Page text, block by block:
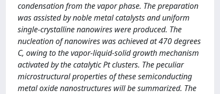
condensation from the vapor phase. The preparation
was assisted by noble metal catalysts and uniform
single-crystalline nanowires were produced. The
nucleation of nanowires was achieved at 470 degrees
C, owing to the vapor-liquid-solid growth mechanism
activated by the catalytic Pt clusters. The peculiar
microstructural properties of these semiconducting
metal oxide nanostructures will be summarized. The